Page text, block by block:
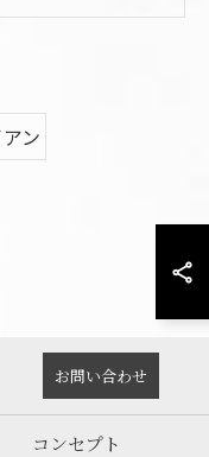
ン
お問い合わせ
コンセプト